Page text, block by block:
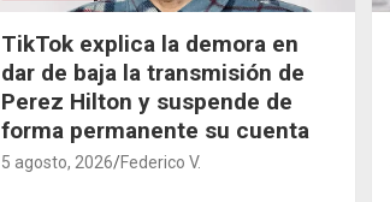
TikTok explica la demora en
dar de baja la transmisión de
Perez Hilton y suspende de
forma permanente su cuenta
5 agosto, 2026 Federico V.